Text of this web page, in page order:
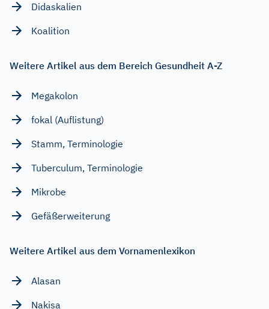
Didaskalien
Koalition
Weitere Artikel aus dem Bereich Gesundheit A-Z
Megakolon
fokal (Auflistung)
Stamm, Terminologie
Tuberculum, Terminologie
Mikrobe
Gefäßerweiterung
Weitere Artikel aus dem Vornamenlexikon
Alasan
Nakisa